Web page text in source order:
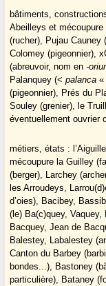
bâtiments,
Abeilleys et mécoupure
(rucher), Pujau Cauney
Colomey (pigeonnier),
(abreuvoir, nom en-
Palanquey (<palanca «
(pigeonnier), Prés du
Souley (grenier), le
éventuellement ouvrier
métiers, états :
mécoupure la Guilley
(berger), Larchey
les Arroudeys,
d’oies), Bacibey,
(le) Ba(c)quey,
Bacquey, Jean de
Balestey, Labalestey
Canton du Barbey
bondes...), Bastoney
particulière), Bataney